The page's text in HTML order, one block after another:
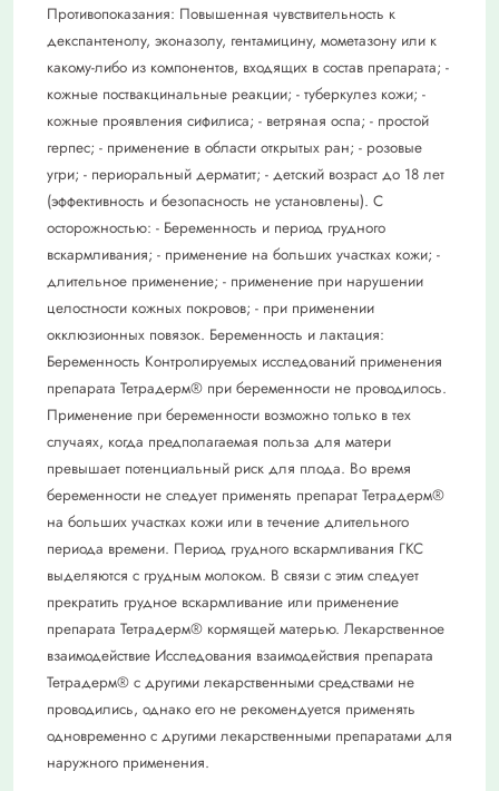
Противопоказания: Повышенная чувствительность к
декспантенолу, эконазолу, гентамицину, мометазону или к
какому-либо из компонентов, входящих в состав препарата; -
кожные поствакцинальные реакции; - туберкулез кожи; -
кожные проявления сифилиса; - ветряная оспа; - простой
герпес; - применение в области открытых ран; - розовые
угри; - периоральный дерматит; - детский возраст до 18 лет
(эффективность и безопасность не установлены). С
осторожностью: - Беременность и период грудного
вскармливания; - применение на больших участках кожи; -
длительное применение; - применение при нарушении
целостности кожных покровов; - при применении
окклюзионных повязок. Беременность и лактация:
Беременность Контролируемых исследований применения
препарата Тетрадерм® при беременности не проводилось.
Применение при беременности возможно только в тех
случаях, когда предполагаемая польза для матери
превышает потенциальный риск для плода. Во время
беременности не следует применять препарат Тетрадерм®
на больших участках кожи или в течение длительного
периода времени. Период грудного вскармливания ГКС
выделяются с грудным молоком. В связи с этим следует
прекратить грудное вскармливание или применение
препарата Тетрадерм® кормящей матерью. Лекарственное
взаимодействие Исследования взаимодействия препарата
Тетрадерм® с другими лекарственными средствами не
проводились, однако его не рекомендуется применять
одновременно с другими лекарственными препаратами для
наружного применения.